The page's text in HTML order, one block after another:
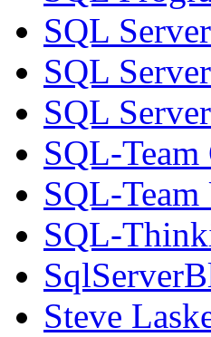
SQL
SQL
SQL
SQL-Team
SQL-
SQL-
Steve